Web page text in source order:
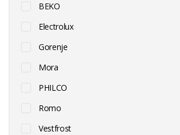
BEKO
Electrolux
Gorenje
Mora
PHILCO
Romo
Vestfrost